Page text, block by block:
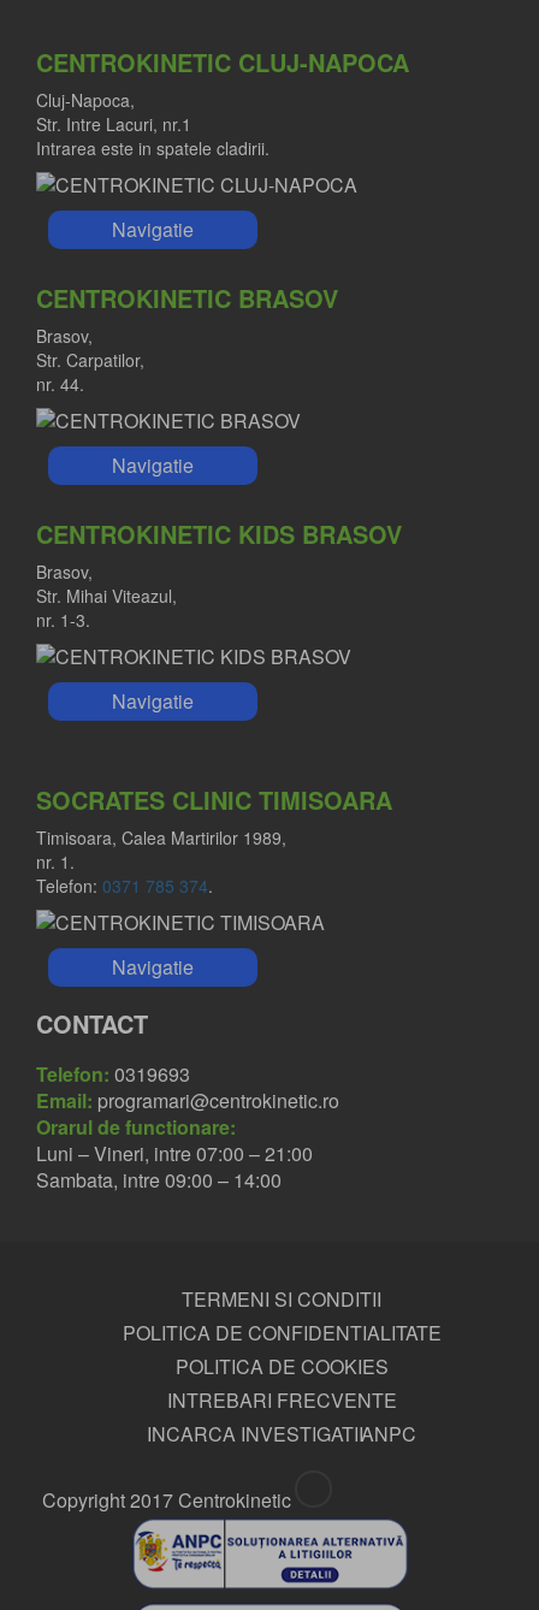
CENTROKINETIC CLUJ-NAPOCA
Cluj-Napoca,
Str. Intre Lacuri, nr.1
Intrarea este in spatele cladirii.
Navigatie
CENTROKINETIC BRASOV
Brasov,
Str. Carpatilor,
nr. 44.
Navigatie
CENTROKINETIC KIDS BRASOV
Brasov,
Str. Mihai Viteazul,
nr. 1-3.
Navigatie
SOCRATES CLINIC TIMISOARA
Timisoara, Calea Martirilor 1989,
nr. 1.
Telefon: 0371 785 374.
Navigatie
CONTACT
Telefon: 0319693
Email: programari@centrokinetic.ro
Orarul de functionare:
Luni – Vineri, intre 07:00 – 21:00
Sambata, intre 09:00 – 14:00
TERMENI SI CONDITII
POLITICA DE CONFIDENTIALITATE
POLITICA DE COOKIES
INTREBARI FRECVENTE
INCARCA INVESTIGATIIANPC
Copyright 2017 Centrokinetic